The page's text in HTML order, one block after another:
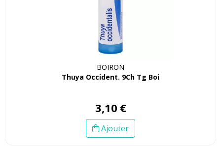
BOIRON
Thuya Occident. 9Ch Tg Boi
3,10 €
Ajouter